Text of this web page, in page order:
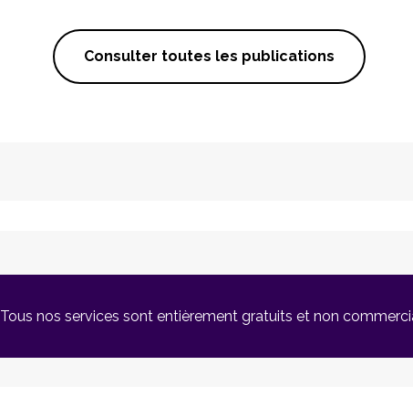
Consulter toutes les publications
Tous nos services sont entièrement gratuits et non